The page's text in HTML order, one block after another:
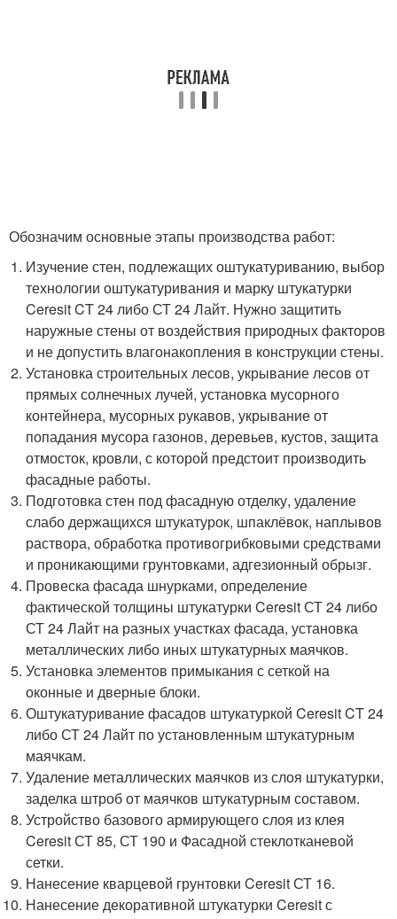
Обозначим основные этапы производства работ:
Изучение стен, подлежащих оштукатуриванию, выбор
технологии оштукатуривания и марку штукатурки
Ceresit CT 24 либо СТ 24 Лайт. Нужно защитить
наружные стены от воздействия природных факторов
и не допустить влагонакопления в конструкции стены.
Установка строительных лесов, укрывание лесов от
прямых солнечных лучей, установка мусорного
контейнера, мусорных рукавов, укрывание от
попадания мусора газонов, деревьев, кустов, защита
отмосток, кровли, с которой предстоит производить
фасадные работы.
Подготовка стен под фасадную отделку, удаление
слабо держащихся штукатурок, шпаклёвок, наплывов
раствора, обработка противогрибковыми средствами
и проникающими грунтовками, адгезионный обрызг.
Провеска фасада шнурками, определение
фактической толщины штукатурки Ceresit СТ 24 либо
СТ 24 Лайт на разных участках фасада, установка
металлических либо иных штукатурных маячков.
Установка элементов примыкания с сеткой на
оконные и дверные блоки.
Оштукатуривание фасадов штукатуркой Ceresit CT 24
либо СТ 24 Лайт по установленным штукатурным
маячкам.
Удаление металлических маячков из слоя штукатурки,
заделка штроб от маячков штукатурным составом.
Устройство базового армирующего слоя из клея
Ceresit СТ 85, СТ 190 и Фасадной стеклотканевой
сетки.
Нанесение кварцевой грунтовки Ceresit СТ 16.
Нанесение декоративной штукатурки Ceresit с